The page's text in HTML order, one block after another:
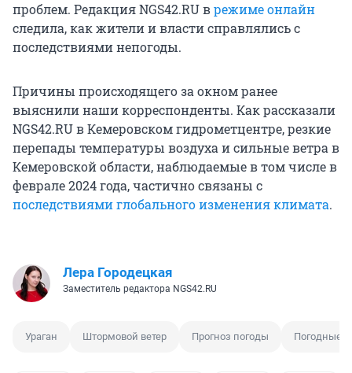
проблем. Редакция NGS42.RU врежиме онлайн
следила, как жители и власти справлялись с
последствиями непогоды.
Причины происходящего за окном ранее
выяснили наши корреспонденты. Как рассказали
NGS42.RU в Кемеровском гидрометцентре, резкие
перепады температуры воздуха и сильные ветра в
Кемеровской области, наблюдаемые в том числе в
феврале 2024 года, частично связаны с
последствиями глобального изменения климата.
Лера Городецкая
Заместитель редактора NGS42.RU
Ураган Штормовой ветер Прогноз погоды Погодные